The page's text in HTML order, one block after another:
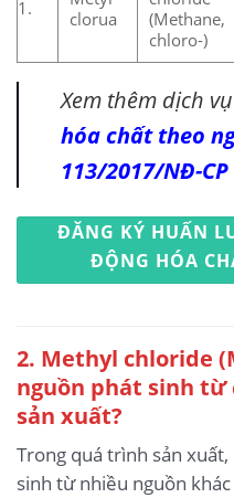
1.
clorua
(Methane,
chloro-)
Xem thêm dịch vụ
hóa chất theo
113/2017/NĐ-CP
ĐĂNG KÝ HUẤN
ĐỘNG HÓA
2. Methyl chloride
nguồn phát sinh
sản xuất?
Trong quá trình sản
sinh từ nhiều nguồn